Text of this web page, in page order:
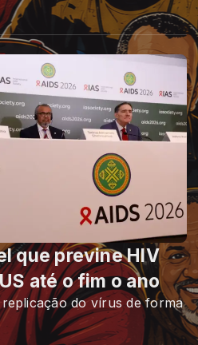
que previne HIV
até o fim o ano
do vírus de forma